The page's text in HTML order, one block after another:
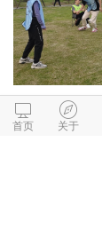

首页

关于